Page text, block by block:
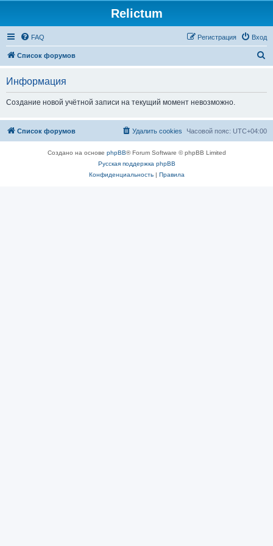
Relictum
FAQ Вход
Регистрация
Список форумов
Информация
Создание новой учётной записи на текущий момент невозможно.
Список форумов Часовой пояс: UTC+04:00
Удалить cookies
Создано на основе phpBB® Forum Software © phpBB Limited
Русская поддержка phpBB
Конфиденциальность| Правила